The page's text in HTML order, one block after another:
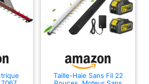
Taille-Haie Sans Fil 22